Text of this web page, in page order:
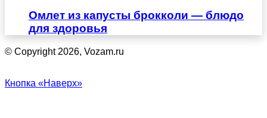
Омлет из капусты брокколи — блюдо
для здоровья
© Copyright 2026, Vozam.ru
Кнопка «Наверх»